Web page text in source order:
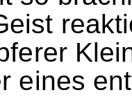
eines